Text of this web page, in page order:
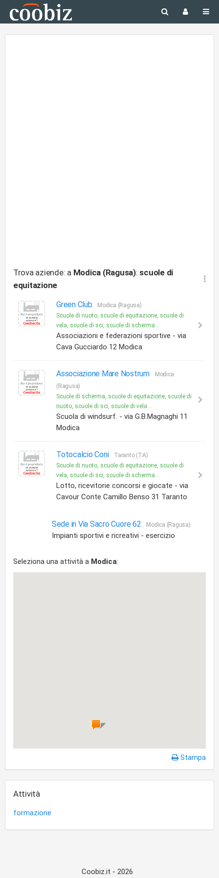
Trova aziende: a Modica (Ragusa): scuole di
equitazione
Green Club
Modica (Ragusa)
Scuole di nuoto, scuole di equitazione, scuole di
vela, scuole di sci, scuole di scherma...
Associazioni e federazioni sportive - via
Cava Gucciardo 12 Modica
Associazione Mare Nostrum
Modica
(Ragusa)
Scuole di scherma, scuole di equitazione, scuole di
nuoto, scuole di sci, scuole di vela...
Scuola di windsurf. - via G.B.Magnaghi 11
Modica
Totocalcio Coni
Taranto (TA)
Scuole di nuoto, scuole di equitazione, scuole di
vela, scuole di sci, scuole di scherma...
Lotto, ricevitorie concorsi e giocate - via
Cavour Conte Camillo Benso 31 Taranto
Sede in Via Sacro Cuore 62 Modica (Ragusa)
Impianti sportivi e ricreativi - esercizio
Seleziona una attività a Modica:
Stampa
Attività
formazione
Coobiz.it - 2026